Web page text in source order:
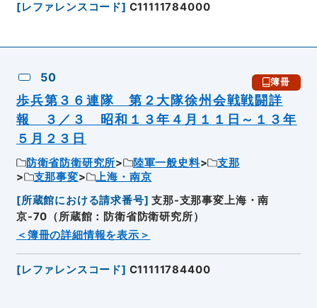
[レファレンスコード] C11111784000
50 簿冊
歩兵第３６連隊 第２大隊徐州会戦戦闘詳
報 ３／３ 昭和１３年４月１１日～１３年
５月２３日
防衛省防衛研究所 陸軍一般史料
支那
支那事変
上海・南京
[所蔵館における請求番号] 支那-支那事変上海・南
京-70（所蔵館：防衛省防衛研究所）
＜簿冊の詳細情報を表示＞
[レファレンスコード] C11111784400